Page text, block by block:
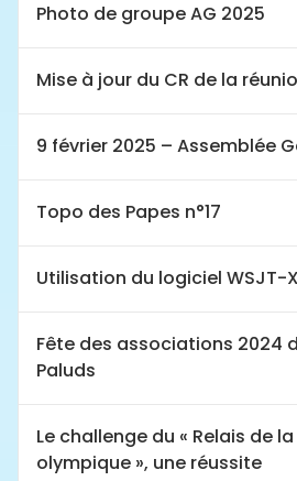
Photo de groupe AG 2025
Mise à jour du CR de la
9 février 2025 – Assemblée
Topo des Papes n°17
Utilisation du logiciel WSJT-X
Fête des associations 2024
Paluds
Le challenge du « Relais de
olympique », une réussite